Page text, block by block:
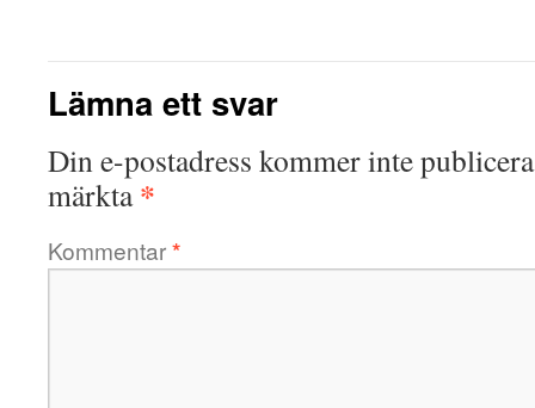
Lämna ett svar
Din e-postadress kommer inte
märkta*
Kommentar*